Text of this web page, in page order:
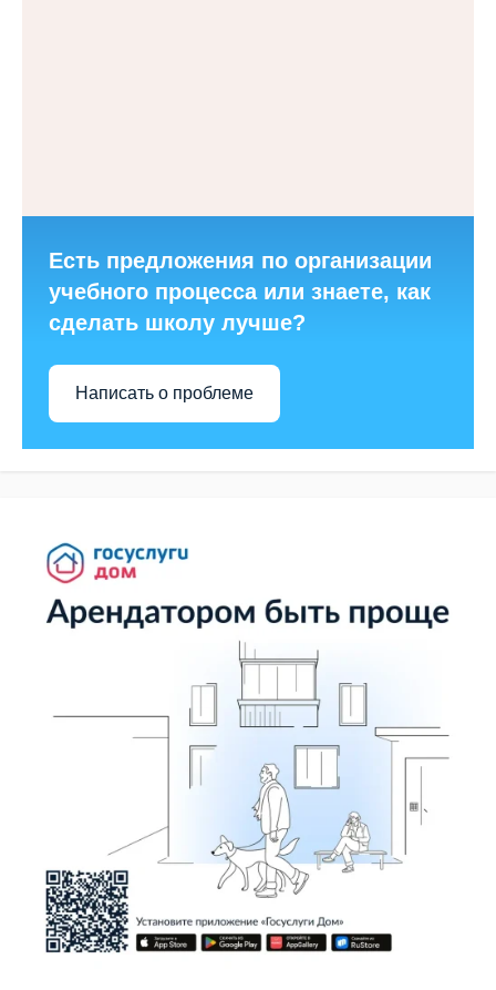
Есть предложения по организации
учебного процесса или знаете, как
сделать школу лучше?
Написать о проблеме